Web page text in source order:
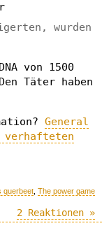
wurden
von 1500
Täter haben
General
querbeet The power game
2 Reaktionen »